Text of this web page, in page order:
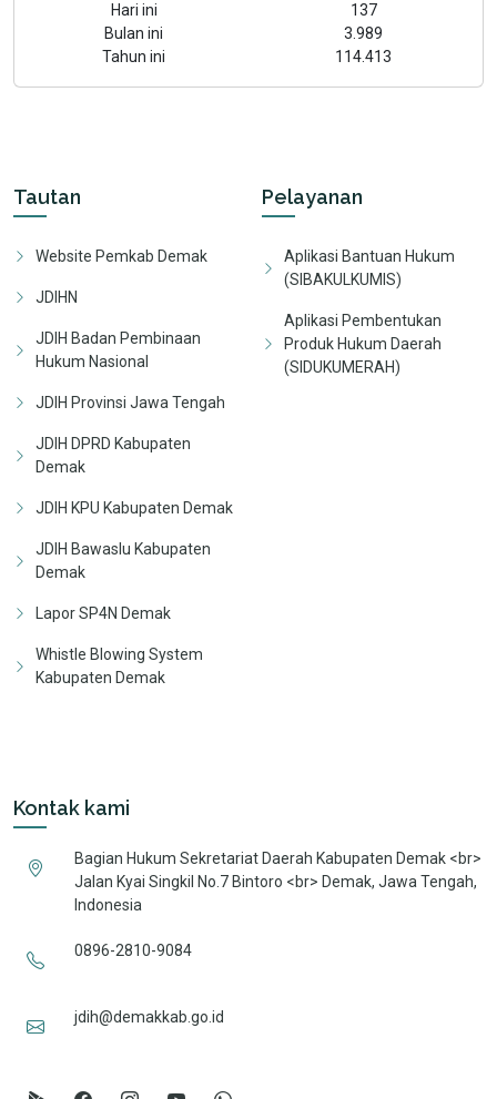
Hari ini
137
Bulan ini
3.989
Tahun ini
114.413
Tautan
Website Pemkab Demak
JDIHN
JDIH Badan Pembinaan
Hukum Nasional
JDIH Provinsi Jawa Tengah
JDIH DPRD Kabupaten
Demak
JDIH KPU Kabupaten Demak
JDIH Bawaslu Kabupaten
Demak
Lapor SP4N Demak
Whistle Blowing System
Kabupaten Demak
Pelayanan
Aplikasi Bantuan Hukum
(SIBAKULKUMIS)
Aplikasi Pembentukan
Produk Hukum Daerah
(SIDUKUMERAH)
Kontak kami
Bagian Hukum Sekretariat Daerah Kabupaten Demak <br>
Jalan Kyai Singkil No.7 Bintoro <br> Demak, Jawa Tengah,
Indonesia
0896-2810-9084
jdih@demakkab.go.id